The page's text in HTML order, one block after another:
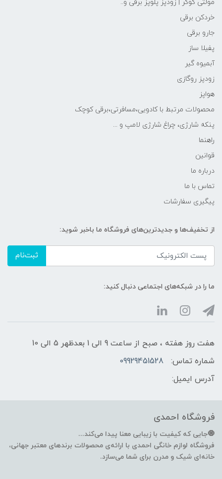
مولتی کوکر | زودپز پلوپز برقی و..
خردکن برقی
جارو برقی
پفیلا ساز
آبمیوه گیر
زودپز روگازی
هواپز
محصولات مرتبط با کادویی،مسافرتی،برقی کوچک
پنکه شارژی، چراغ شارژی لامپ و ...
راهنما
قوانین
درباره ما
تماس با ما
پیگیری سفارشات
از تخفیف‌ها و جدیدترین‌های فروشگاه ما باخبر شوید:
ثبت‌نام
ما را در شبکه‌های اجتماعی دنبال کنید:
هفت روز هفته ، صبح از ساعت 9 الی 1 بعدظهر 5 الی 10
شماره تماس:
09929451528
آدرس ایمیل:
فروشگاه احمدی
🧿جایی که کیفیت با زیبایی معنا پیدا می‌کند...
فروشگاه لوازم خانگی احمدی با ارائه‌ی محصولات برندهای معتبر جهانی،
خانه‌ای شیک و مدرن برای شما می‌سازد.